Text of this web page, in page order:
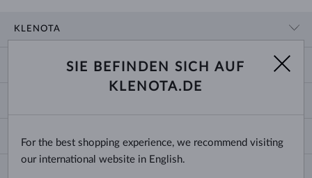
KLENOTA
SHOWROOM
BLOG
ZAHLUNG UND VERSAND
TRAURINGE AUSWÄHLEN
ECHTHEITSZERTIFIKATE
KETTENGRÖSSEN UND -ARTEN
ARMBANDGRÖSSEN
Deutschland & Österreich
SIE BEFINDEN SICH AUF
KLENOTA.DE
For the best shopping experience, we recommend visiting
our international website in English.